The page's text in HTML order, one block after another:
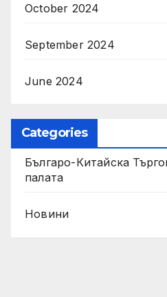
October 2024
September 2024
June 2024
Categories
Българо-Китайска
палaта
Новини